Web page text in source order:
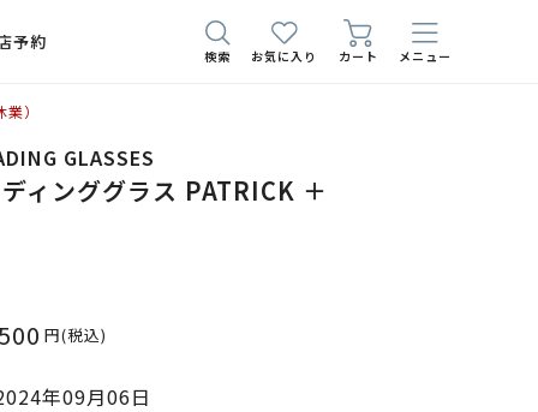
予約
検索 お気に入り カート メニュー
）
GLASSES
ィンググラス PATRICK ＋
円(税込)
年09月06日